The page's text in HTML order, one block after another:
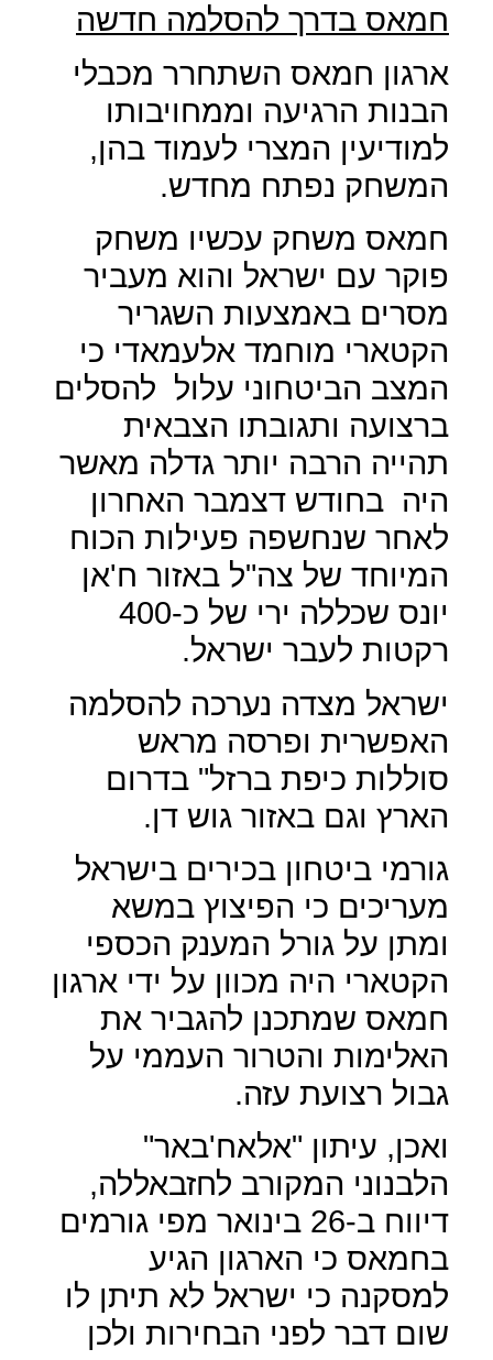
חמאס בדרך להסלמה חדשה
ארגון חמאס השתחרר מכבלי
הבנות הרגיעה וממחויבותו
למודיעין המצרי לעמוד בהן,
המשחק נפתח מחדש.
חמאס משחק עכשיו משחק
פוקר עם ישראל והוא מעביר
מסרים באמצעות השגריר
הקטארי מוחמד אלעמאדי כי
המצב הביטחוני עלול להסלים
ברצועה ותגובתו הצבאית
תהייה הרבה יותר גדלה מאשר
היה בחודש דצמבר האחרון
לאחר שנחשפה פעילות הכוח
המיוחד של צה"ל באזור ח'אן
יונס שכללה ירי של כ-400
רקטות לעבר ישראל.
ישראל מצדה נערכה להסלמה
האפשרית ופרסה מראש
סוללות כיפת ברזל" בדרום
הארץ וגם באזור גוש דן.
גורמי ביטחון בכירים בישראל
מעריכים כי הפיצוץ במשא
ומתן על גורל המענק הכספי
הקטארי היה מכוון על ידי ארגון
חמאס שמתכנן להגביר את
האלימות והטרור העממי על
גבול רצועת עזה.
ואכן, עיתון "אלאח'באר"
הלבנוני המקורב לחזבאללה,
דיווח ב-26 בינואר מפי גורמים
בחמאס כי הארגון הגיע
למסקנה כי ישראל לא תיתן לו
שום דבר לפני הבחירות ולכן